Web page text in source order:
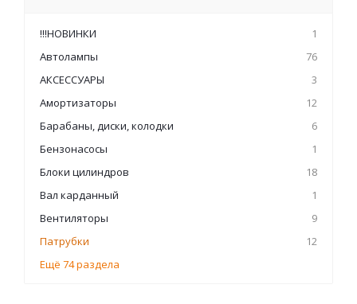
!!!НОВИНКИ
1
Автолампы
76
АКСЕССУАРЫ
3
Амортизаторы
12
Барабаны, диски, колодки
6
Бензонасосы
1
Блоки цилиндров
18
Вал карданный
1
Вентиляторы
9
Патрубки
12
Ещё 74 раздела